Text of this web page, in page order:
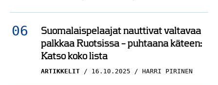
Suomalaispelaajat nauttivat valtavaa
palkkaa Ruotsissa – puhtaana käteen:
Katso koko lista
ARTIKKELIT 16.10.2025 HARRI PIRINEN